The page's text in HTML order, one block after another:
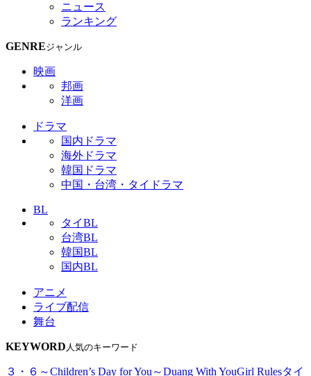
ニュース
ランキング
GENREジャンル
映画
邦画
洋画
ドラマ
国内ドラマ
海外ドラマ
韓国ドラマ
中国・台湾・タイドラマ
BL
タイBL
台湾BL
韓国BL
国内BL
アニメ
ライブ配信
舞台
KEYWORD 人気のキーワード
３・６～Children’s Day for You～Duang With YouGirl Rulesタイ